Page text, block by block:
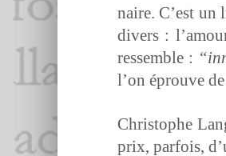
naire. C’est un
divers :
ressem­ble :
l’on éprou­ve
Christophe
prix, par­fois,